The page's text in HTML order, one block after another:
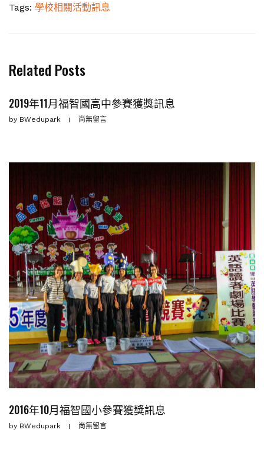
Tags: 學校相關活動訊息
Related Posts
2019年11月福智國高中參賽獲獎訊息
by BWedupark 尚無留言
2016年10月福智國小參賽獲獎訊息
by BWedupark 尚無留言